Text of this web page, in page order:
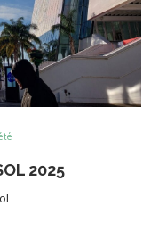
2025